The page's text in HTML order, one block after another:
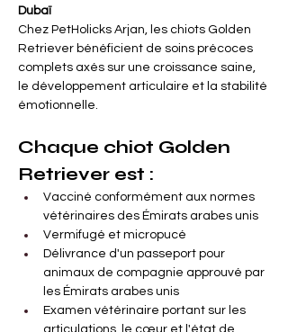
Dubaï
Chez PetHolicks Arjan, les chiots Golden
Retriever bénéficient de soins précoces
complets axés sur une croissance saine,
le développement articulaire et la stabilité
émotionnelle.
Chaque chiot Golden
Retriever est :
Vacciné conformément aux normes
vétérinaires des Émirats arabes unis
Vermifugé et micropucé
Délivrance d'un passeport pour
animaux de compagnie approuvé par
les Émirats arabes unis
Examen vétérinaire portant sur les